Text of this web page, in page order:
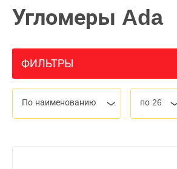
Угломеры Ada
ФИЛЬТРЫ
По наименованию по 26